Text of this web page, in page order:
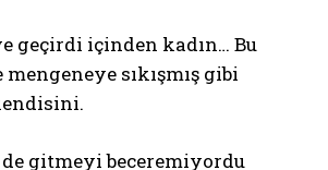
geçirdi içinden kadın… Bu
sıkışmış gibi
gitmeyi beceremiyordu